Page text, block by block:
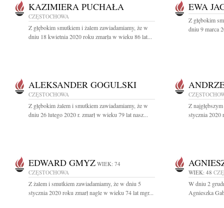
KAZIMIERA PUCHAŁA
CZĘSTOCHOWA
Z głębokim smutkiem i żalem zawiadamiamy, że w
dniu 18 kwietnia 2020 roku zmarła w wieku 86 lat...
EWA
Z głębokim
dniu 9 marca
ALEKSANDER GOGULSKI
CZĘSTOCHOWA
Z głębokim żalem i smutkiem zawiadamiamy, że w
dniu 26 lutego 2020 r. zmarł w wieku 79 lat nasz...
Z
stycznia 2020
EDWARD GMYZ WIEK: 74
CZĘSTOCHOWA
Z żalem i smutkiem zawiadamiamy, że w dniu 5
stycznia 2020 roku zmarł nagle w wieku 74 lat mgr...
WIEK: 48
W dniu 2
Agnieszka